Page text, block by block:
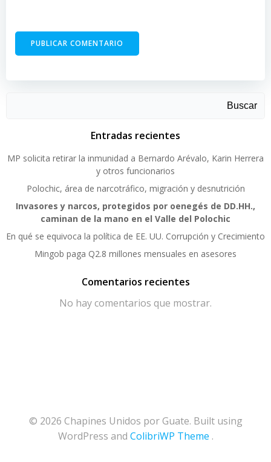
Buscar
Entradas recientes
MP solicita retirar la inmunidad a Bernardo Arévalo, Karin Herrera
y otros funcionarios
Polochic, área de narcotráfico, migración y desnutrición
Invasores y narcos, protegidos por oenegés de DD.HH.,
caminan de la mano en el Valle del Polochic
En qué se equivoca la política de EE. UU. Corrupción y Crecimiento
Mingob paga Q2.8 millones mensuales en asesores
Comentarios recientes
No hay comentarios que mostrar.
© 2026 Chapines Unidos por Guate. Built using
WordPress and ColibriWP Theme .